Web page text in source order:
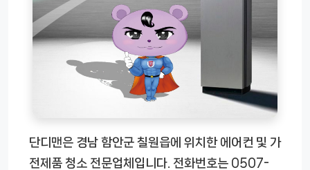
단디맨은 경남 함안군 칠원읍에 위치한 에어컨 및 가
전제품 청소 전문업체입니다. 전화번호는 0507-